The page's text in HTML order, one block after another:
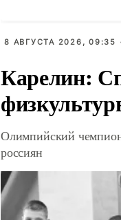
8 АВГУСТА 2026, 09:35
Карелин:
Олимпийский
россиян